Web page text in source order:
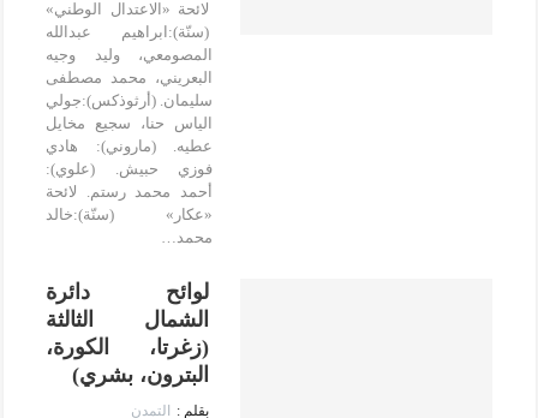
لائحة «الاعتدال الوطني»
(سنّة):ابراهيم عبدالله
المصومعي، وليد وجيه
البعريني، محمد مصطفى
سليمان. (أرثوذكس):جولي
الياس حنا، سجيع مخايل
عطيه. (ماروني): هادي
فوزي حبيش. (علوي):
أحمد محمد رستم. لائحة
«عكار» (سنّة):خالد
محمد…
لوائح دائرة
الشمال الثالثة
(زغرتا، الكورة،
البترون، بشري)
التمدن